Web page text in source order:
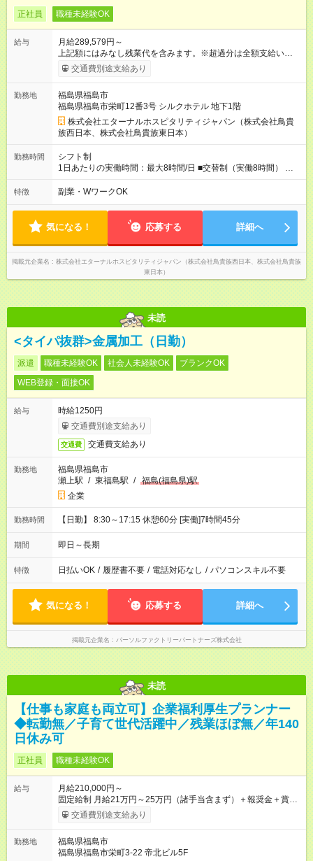
正社員 職種未経験OK
給与
月給289,579円～
上記額にはみなし残業代を含みます。※超過分は全額支給いたし
ます。 みなし残業代 49,699円 以上／月 みなし残業時間 30時間
／月 定額深夜手当（60時間、1万9880円～）含む。 それぞれ
未経験スタートのメンバーも多いです。 ◎上司との距離が近
く、困ったことがあってもマネージャーにすぐ相談できます。
◎女性活躍中！女性管理職登用実績あり！ ◎月1回エリア会議あ
り。社長が直接、目標や方針を発表します。 ⇒各店舗の好事例
を知れるなど、刺激がたくさん 【試用期間】試用期間なし
交通費別途支給あり
勤務地
福島県福島市
福島県福島市栄町12番3号 シルクホテル 地下1階
株式会社エターナルホスピタリティジャパン（株式会社鳥貴
族西日本、株式会社鳥貴族東日本）
勤務時間
シフト制
1日あたりの実働時間：最大8時間/日 ■交替制（実働8時間） ▼
シフト例 ○16：00～翌2：00 ○20：00～翌6：00 ※営業時間は店
舗による。 ＜無断残業は絶対禁止！＞ どうしても必要な時は、
すが、これをゼロにするのが目標の一つです。
特徴 副業・WワークOK
気になる！ 応募する 詳細へ
掲載元企業名
株式会社エターナルホスピタリティジャパン（株式会社鳥貴族西日本、株式会社鳥貴族
東日本）
未読
<タイパ抜群>金属加工（日勤）
派遣 職種未経験OK 社会人未経験OK
ブランクOK
WEB登録・面接OK
給与
時給1250円
交通費別途支給あり
交通費 交通費支給あり
勤務地
福島県福島市
瀬上駅 / 東福島駅 / 福島(福島県)駅
企業
勤務時間 【日勤】 8:30～17:15 休憩60分 [実働]7時間45分
期間 即日～長期
特徴 日払いOK / 履歴書不要 / 電話対応なし / パソコンスキル不要
気になる！ 応募する 詳細へ
掲載元企業名 パーソルファクトリーパートナーズ株式会社
未読
【仕事も家庭も両立可】企業福利厚生プランナー
◆転勤無／子育て世代活躍中／残業ほぼ無／年140
日休み可
正社員 職種未経験OK
給与
月給210,000円～
固定給制 月給21万円～25万円（諸手当含まず）＋報奨金＋賞与
年2回 ※能力により異なる。 ★平均月収46万7000円（2024年度
実績） ※上記には賞与は含まれていません。 ◆入社前に行なわ
8000円です（※最低賃金以上を支給） 【試用期間】試用期間あ
り 試用期間の長さ：6ヶ月 雇用形態、給与は本採用時と同じで
交通費別途支給あり
勤務地
福島県福島市
福島県福島市栄町3-22 帝北ビル5F